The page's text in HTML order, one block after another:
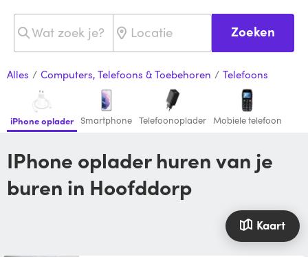
Zoeken
Alles / Computers, Telefoons & Toebehoren / Telefoons
iPhone oplader Smartphone Telefoonoplader Mobiele telefoon
iPhone oplader huren van je
buren in Hoofddorp
Kaart